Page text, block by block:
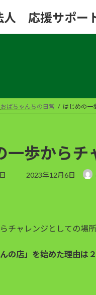
人 応援サポー
おばちゃんちの日常 はじめの一
一歩からチ
最
:
2023年12月6日
チャレンジとしての場
の店」を始めた理由は２